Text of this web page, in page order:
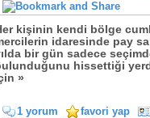
kişinin kendi bölge
idaresinde pay
bir gün sadece
hissettiği
»
1 yorum favori yap